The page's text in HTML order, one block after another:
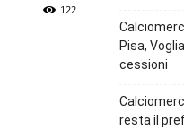
122
Pisa,
cessioni
resta il